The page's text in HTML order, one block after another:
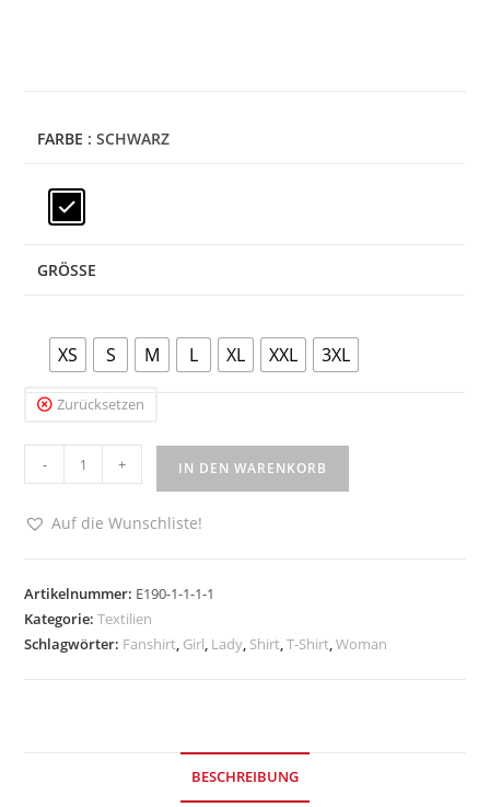
FARBE : SCHWARZ
GRÖSSE
XS S M L XL XXL 3XL
Zurücksetzen
Lady
Blut
Weiss
wie
- + IN DEN WARENKORB
Auf die Wunschliste!
Artikelnummer: E190-1-1-1-1
Kategorie:Textilien
Schlagwörter: Fanshirt, Girl, Lady, Shirt,T-Shirt,Woman
BESCHREIBUNG